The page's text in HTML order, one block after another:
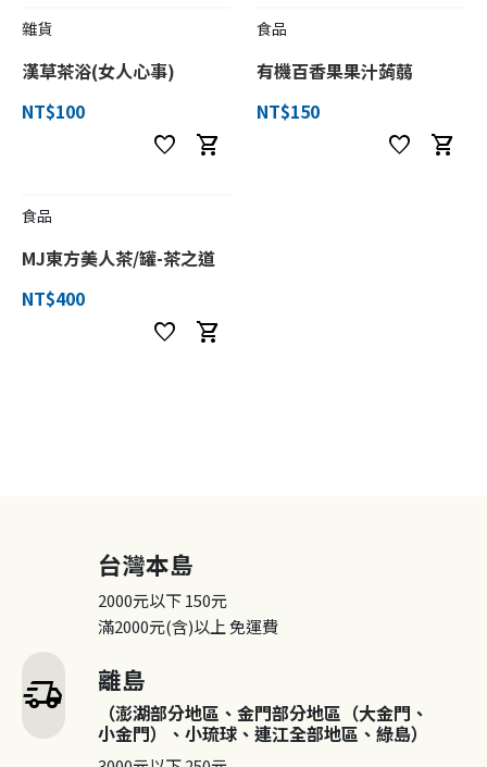
雜貨
漢草茶浴(女人心事)
NT$100
favorite shopping_cart
食品
有機百香果果汁蒟蒻
NT$150
favorite shopping_cart
食品
MJ東方美人茶/罐-茶之道
NT$400
favorite shopping_cart
delivery_truck_speed
台灣本島
2000元以下150元
滿2000元(含)以上免運費
離島
（澎湖部分地區、金門部分地區（大金門、
小金門）、小琉球、連江全部地區、綠島）